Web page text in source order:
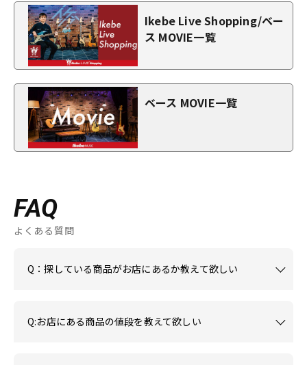
Ikebe Live Shopping/ベー
ス MOVIE一覧
ベース MOVIE一覧
FAQ
よくある質問
Q：探している商品がお店にあるか教えて欲しい
Q:お店にある商品の値段を教えて欲しい